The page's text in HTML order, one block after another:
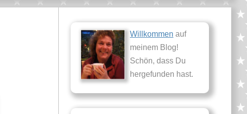
Willkommen auf
meinem Blog!
Schön, dass Du
hergefunden hast.